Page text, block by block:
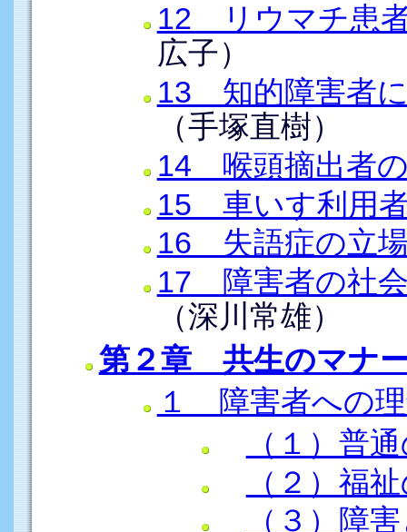
12 リウマチ患
広子）
13 知的障害者
（手塚直樹）
14 喉頭摘出者
15 車いす利用
16 失語症の立
17 障害者の社
（深川常雄）
第２章 共生のマナ
１ 障害者への
（１）普
（２）福
（３）障